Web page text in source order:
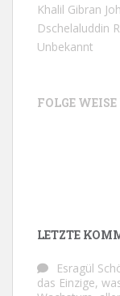
Khalil Gibran
Dschelaluddin
Unbekannt
FOLGE
LETZTE
Esragül
das Einzige,